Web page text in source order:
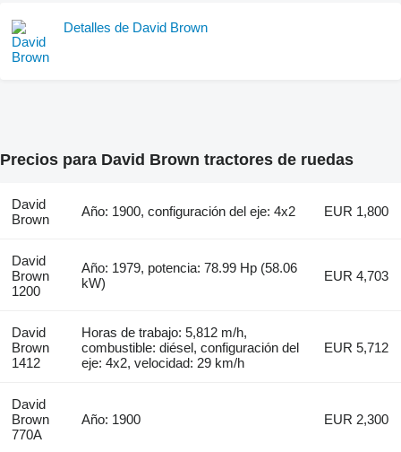
Detalles de David Brown
Precios para David Brown tractores de ruedas
David
Brown
Año: 1900, configuración del eje: 4x2 EUR 1,800
David
Brown
1200
Año: 1979, potencia: 78.99 Hp (58.06
kW)
EUR 4,703
David
Brown
1412
Horas de trabajo: 5,812 m/h,
combustible: diésel, configuración del
eje: 4x2, velocidad: 29 km/h
EUR 5,712
David
Brown
770A
Año: 1900 EUR 2,300